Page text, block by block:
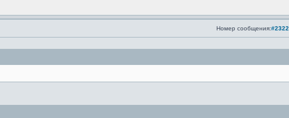
Номер сообщения:#2322